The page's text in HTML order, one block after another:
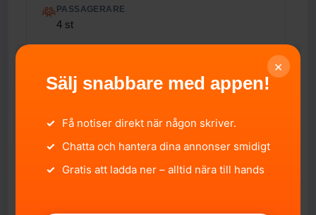
PASSAGERARE
4 st
ÅRLIG SKATT
EURO-UTSLÄPPSNORM
FORDONSSTATUS
×
Sälj snabbare med appen!
✓ Få notiser direkt när någon skriver.
✓ Chatta och hantera dina annonser smidigt
✓ Gratis att ladda ner – alltid nära till hands